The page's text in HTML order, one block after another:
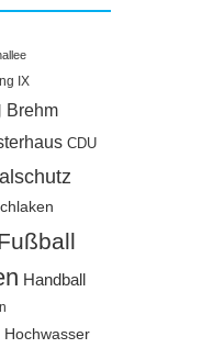
IX
Brehm
CDU
Handball
Hochwasser